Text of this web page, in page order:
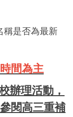
稱是否為最新
間為主
辦理活動，
閱高三重補